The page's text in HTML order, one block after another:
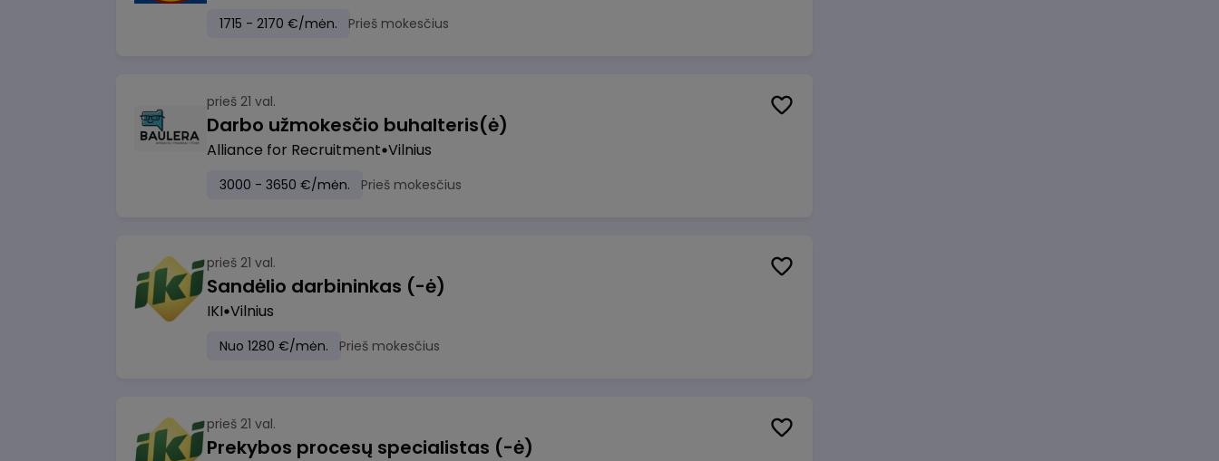
1715 - 2170 €/mėn. Prieš mokesčius
prieš 21 val.
Darbo užmokesčio buhalteris(ė)
Alliance for Recruitment Vilnius
3000 - 3650 €/mėn. Prieš mokesčius
prieš 21 val.
Sandėlio darbininkas (-ė)
IKI Vilnius
Nuo 1280 €/mėn. Prieš mokesčius
prieš 21 val.
Prekybos procesų specialistas (-ė)